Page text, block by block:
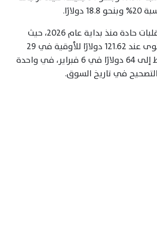
وشهدت الفضة تقلبات حادة منذ بداية عام 2026، حيث
سجلت أعلى مستوى عند 121.62 دولارًا للأوقية في 29
يناير، قبل أن تهبط إلى 64 دولارًا في 6 فبراير، في واحدة
في تاريخ السوق.